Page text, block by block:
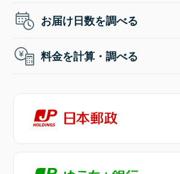
お届け日数を調べる
料金を計算・調べる